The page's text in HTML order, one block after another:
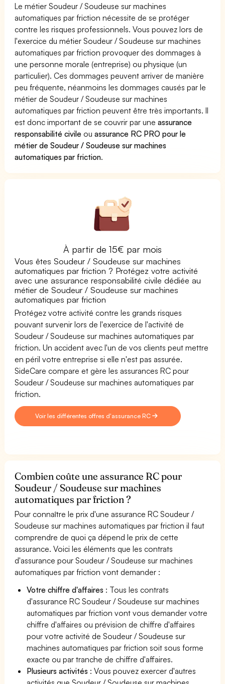
Le métier Soudeur / Soudeuse sur machines
automatiques par friction nécessite de se protéger
contre les risques professionnels. Vous pouvez lors de
l'exercice du métier Soudeur / Soudeuse sur machines
automatiques par friction provoquer des dommages à
une personne morale (entreprise) ou physique (un
particulier). Ces dommages peuvent arriver de manière
peu fréquente, néanmoins les dommages causés par le
métier de Soudeur / Soudeuse sur machines
automatiques par friction peuvent être très importants. Il
est donc important de se couvrir par uneassurance
responsabilité civile ouassurance RC PRO pour le
métier de Soudeur / Soudeuse sur machines
automatiques par friction.
À partir de 15€ par mois
Vous êtes Soudeur / Soudeuse sur machines
automatiques par friction ? Protégez votre activité
avec une assurance responsabilité civile dédiée au
métier de Soudeur / Soudeuse sur machines
automatiques par friction
Protégez votre activité contre les grands risques
pouvant survenir lors de l'exercice de l'activité de
Soudeur / Soudeuse sur machines automatiques par
friction. Un accident avec l'un de vos clients peut mettre
en péril votre entreprise si elle n'est pas assurée.
SideCare compare et gère les assurances RC pour
Soudeur / Soudeuse sur machines automatiques par
friction.
Voir les différentes offres d'assurance RC
Combien coûte une assurance RC pour
Soudeur / Soudeuse sur machines
automatiques par friction ?
Pour connaître le prix d'une assurance RC Soudeur /
Soudeuse sur machines automatiques par friction il faut
comprendre de quoi ça dépend le prix de cette
assurance. Voici les éléments que les contrats
d'assurance pour Soudeur / Soudeuse sur machines
automatiques par friction vont demander :
Votre chiffre d'affaires : Tous les contrats
d'assurance RC Soudeur / Soudeuse sur machines
automatiques par friction vont vous demander votre
chiffre d'affaires ou prévision de chiffre d'affaires
pour votre activité de Soudeur / Soudeuse sur
machines automatiques par friction soit sous forme
exacte ou par tranche de chiffre d'affaires.
Plusieurs activités : Vous pouvez exercer d'autres